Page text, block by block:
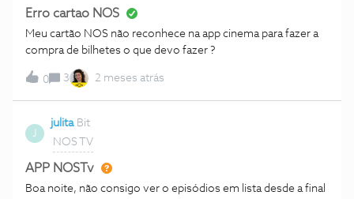
Erro cartao NOS
Meu cartão NOS não reconhece na app cinema para fazer a
compra de bilhetes o que devo fazer ?
0 3 2 meses atrás
J
julita Bit
NOS TV
APP NOSTv
Boa noite, não consigo ver o episódios em lista desde a final